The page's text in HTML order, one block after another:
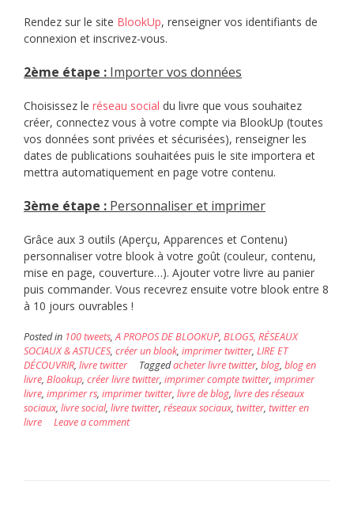
Rendez sur le site BlookUp, renseigner vos identifiants de
connexion et inscrivez-vous.
2ème étape : Importer vos données
Choisissez le réseau social du livre que vous souhaitez
créer, connectez vous à votre compte via BlookUp (toutes
vos données sont privées et sécurisées), renseigner les
dates de publications souhaitées puis le site importera et
mettra automatiquement en page votre contenu.
3ème étape : Personnaliser et imprimer
Grâce aux 3 outils (Aperçu, Apparences et Contenu)
personnaliser votre blook à votre goût (couleur, contenu,
mise en page, couverture…). Ajouter votre livre au panier
puis commander. Vous recevrez ensuite votre blook entre 8
à 10 jours ouvrables !
Posted in 100 tweets,A PROPOS DE BLOOKUP, BLOGS, RÉSEAUX
SOCIAUX & ASTUCES, créer un blook, imprimer twitter, LIRE ET
DÉCOUVRIR, livre twitter Taggedacheter livre twitter, blog, blog en
livre, Blookup, créer livre twitter, imprimer compte twitter, imprimer
livre, imprimer rs, imprimer twitter, livre de blog, livre des réseaux
sociaux, livre social, livre twitter, réseaux sociaux, twitter, twitter en
livre
Leave a comment